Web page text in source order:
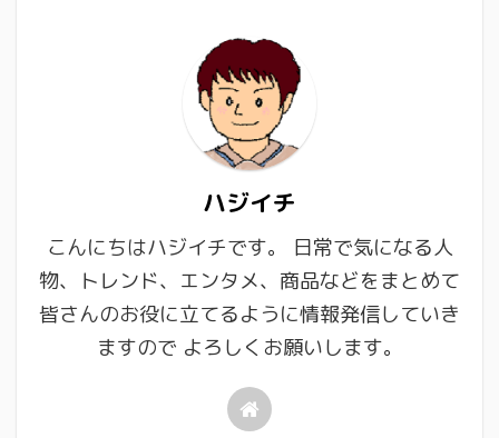
ハジイチ
こんにちはハジイチです。 日常で気になる人
物、トレンド、エンタメ、商品などをまとめて
皆さんのお役に立てるように情報発信していき
ますので よろしくお願いします。